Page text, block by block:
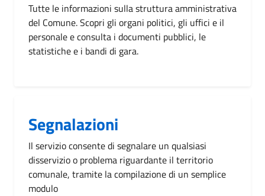
Tutte le informazioni sulla struttura amministrativa
del Comune. Scopri gli organi politici, gli uffici e il
personale e consulta i documenti pubblici, le
statistiche e i bandi di gara.
Segnalazioni
Il servizio consente di segnalare un qualsiasi
disservizio o problema riguardante il territorio
comunale, tramite la compilazione di un semplice
modulo